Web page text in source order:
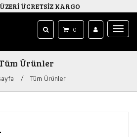
ÜCRETSİZ KARGO
0
Ürünler
/ Tüm Ürünler